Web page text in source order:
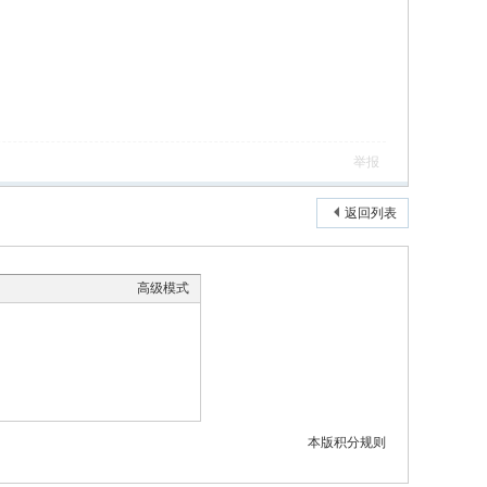
举报
返回列表
高级模式
本版积分规则